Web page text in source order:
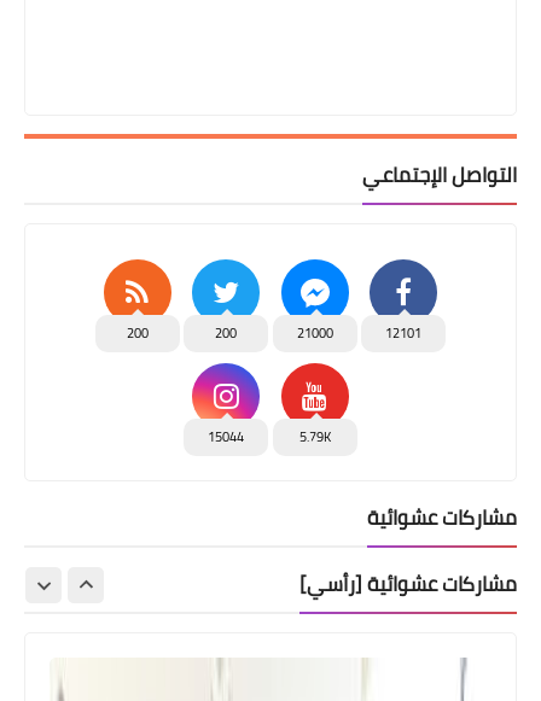
التواصل الإجتماعي
12101
21000
200
200
5.79K
15044
مشاركات عشوائية
مشاركات عشوائية [رأسي]